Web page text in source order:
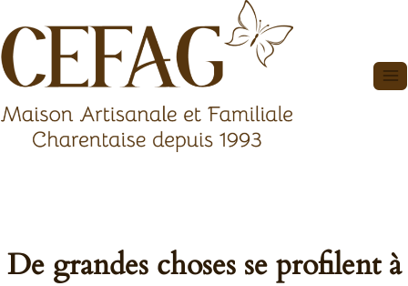
au
contenu
De grandes choses se profilent à